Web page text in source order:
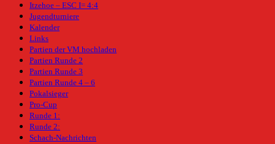
Itzehoe – ESC I= 4:4
Jugendturniere
Kalender
Links
Partien der VM hochladen
Partien Runde 2
Partien Runde 3
Partien Runde 4 – 6
Pokalsieger
Pro-Cup
Runde 1:
Runde 2:
Schach-Nachrichten